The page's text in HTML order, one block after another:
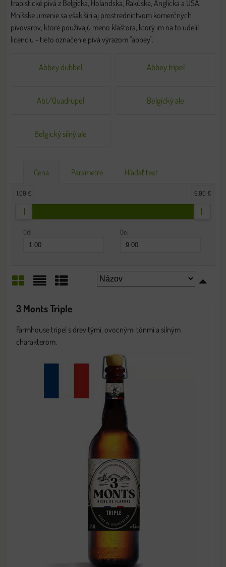
trapistické pivá z Belgicka, Holandska, Rakúska, Anglicka a USA.
Mníšske umenie sa však šíri aj prostredníctvom komerčných
pivovarov, ktoré používajú meno kláštora, ktorý im na to udelil
licenciu - tieto označenie pivá výrazom "abbey".
Abbey dubbel Abbey tripel
Abt/Quadrupel Belgický ale
Belgický silný ale
Cena Parametre Hľadať text
Od: Do:
1,00 € 9,00 €
3 Monts Triple
Farmhouse tripel s drevitými, ovocnými tónmi a silným
charakterom.